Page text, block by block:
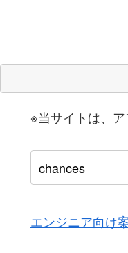
※当サイトは、ア
エンジニア向け